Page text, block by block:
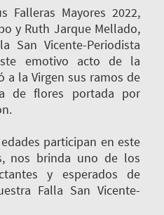
Mayores 2022,
y Ruth Jarque Mellado,
San Vicente-Periodista
emotivo acto de la
a la Virgen sus ramos de
de flores portada por
participan en este
nos brinda uno de los
y esperados de
Falla San Vicente-